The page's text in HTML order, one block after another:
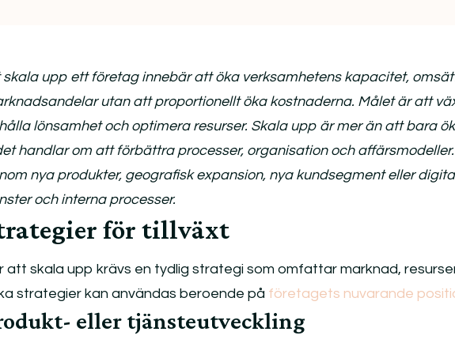
skala upp ett företag innebär att öka verksamhetens kapacitet,
utan att proportionellt öka kostnaderna. Målet är att
lönsamhet och optimera resurser. Skala upp är mer än att bara
handlar om att förbättra processer, organisation och
nya produkter, geografisk expansion, nya kundsegment eller
och interna processer.
för tillväxt
att skala upp krävs en tydlig strategi som omfattar marknad,
strategier kan användas beroende på företagets nuvarande
eller tjänsteutveckling